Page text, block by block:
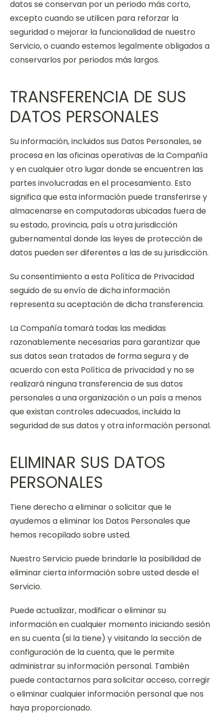
datos se conservan por un periodo más corto,
excepto cuando se utilicen para reforzar la
seguridad o mejorar la funcionalidad de nuestro
Servicio, o cuando estemos legalmente obligados a
conservarlos por periodos más largos.
TRANSFERENCIA DE SUS
DATOS PERSONALES
Su información, incluidos sus Datos Personales, se
procesa en las oficinas operativas de la Compañía
y en cualquier otro lugar donde se encuentren las
partes involucradas en el procesamiento. Esto
significa que esta información puede transferirse y
almacenarse en computadoras ubicadas fuera de
su estado, provincia, país u otra jurisdicción
gubernamental donde las leyes de protección de
datos pueden ser diferentes a las de su jurisdicción.
Su consentimiento a esta Política de Privacidad
seguido de su envío de dicha información
representa su aceptación de dicha transferencia.
La Compañía tomará todas las medidas
razonablemente necesarias para garantizar que
sus datos sean tratados de forma segura y de
acuerdo con esta Política de privacidad y no se
realizará ninguna transferencia de sus datos
personales a una organización o un país a menos
que existan controles adecuados, incluida la
seguridad de sus datos y otra información personal.
ELIMINAR SUS DATOS
PERSONALES
Tiene derecho a eliminar o solicitar que le
ayudemos a eliminar los Datos Personales que
hemos recopilado sobre usted.
Nuestro Servicio puede brindarle la posibilidad de
eliminar cierta información sobre usted desde el
Servicio.
Puede actualizar, modificar o eliminar su
información en cualquier momento iniciando sesión
en su cuenta (si la tiene) y visitando la sección de
configuración de la cuenta, que le permite
administrar su información personal. También
puede contactarnos para solicitar acceso, corregir
o eliminar cualquier información personal que nos
haya proporcionado.